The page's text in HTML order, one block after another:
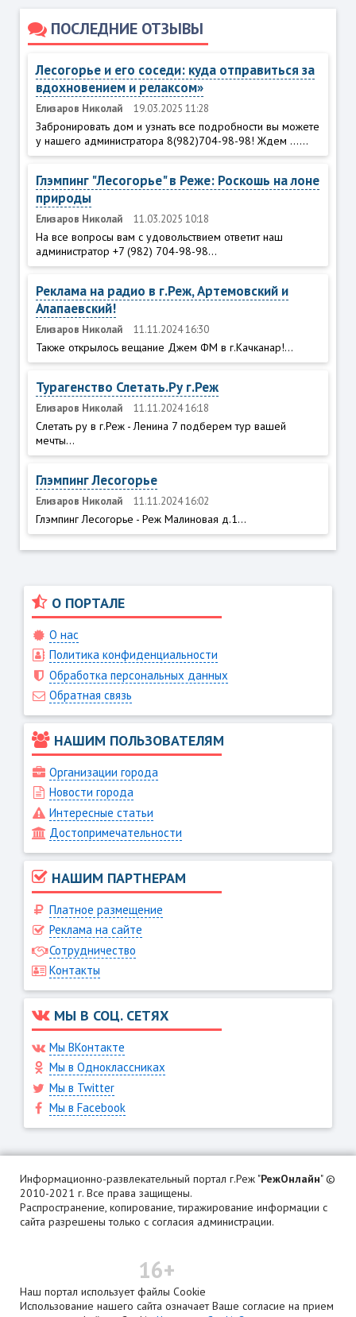
ПОСЛЕДНИЕ ОТЗЫВЫ
Лесогорье и его соседи: куда отправиться за
вдохновением и релаксом»
Елизаров Николай 19.03.2025 11:28
Забронировать дом и узнать все подробности вы можете
у нашего администратора 8(982)704-98-98! Ждем ......
Глэмпинг "Лесогорье" в Реже: Роскошь на лоне
природы
Елизаров Николай 11.03.2025 10:18
На все вопросы вам с удовольствием ответит наш
администратор +7 (982) 704-98-98...
Реклама на радио в г.Реж, Артемовский и
Алапаевский!
Елизаров Николай 11.11.2024 16:30
Также открылось вещание Джем ФМ в г.Качканар!...
Турагенство Слетать.Ру г.Реж
Елизаров Николай 11.11.2024 16:18
Слетать ру в г.Реж - Ленина 7 подберем тур вашей
мечты...
Глэмпинг Лесогорье
Елизаров Николай 11.11.2024 16:02
Глэмпинг Лесогорье - Реж Малиновая д.1...
О ПОРТАЛЕ
О нас
Политика конфиденциальности
Обработка персональных данных
Обратная связь
НАШИМ ПОЛЬЗОВАТЕЛЯМ
Организации города
Новости города
Интересные статьи
Достопримечательности
НАШИМ ПАРТНЕРАМ
Платное размещение
Реклама на сайте
Сотрудничество
Контакты
МЫ В СОЦ. СЕТЯХ
Мы ВКонтакте
Мы в Одноклассниках
Мы в Twitter
Мы в Facebook
Информационно-развлекательный портал г.Реж "РежОнлайн" ©
2010-2021 г. Все права защищены.
Распространение, копирование, тиражирование информации с
сайта разрешены только с согласия администрации.
16+
Наш портал использует файлы Cookie
Использование нашего сайта означает Ваше согласие на прием